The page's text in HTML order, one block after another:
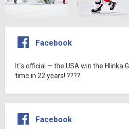
Facebook
It´s official — the USA win the Hlinka
time in 22 years! ????
Facebook